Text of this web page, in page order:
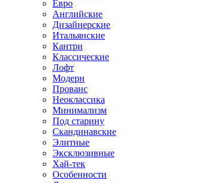
Евро
Английские
Дизайнерские
Итальянские
Кантри
Классические
Лофт
Модерн
Прованс
Неоклассика
Минимализм
Под старину
Скандинавские
Элитные
Эксклюзивные
Хай-тек
Особенности